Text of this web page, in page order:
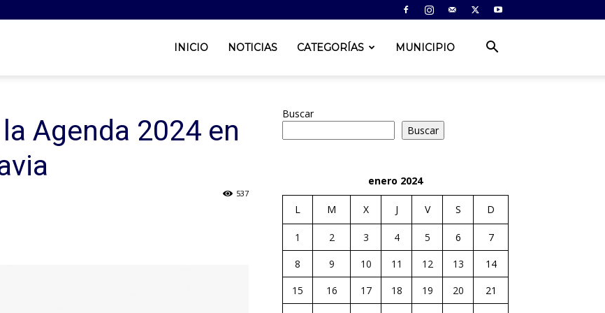
INICIO NOTICIAS CATEGORÍAS MUNICIPIO
Agenda 2024 en
537
Buscar
Buscar
enero 2024
L M X J V S D
1 2 3 4 5 6
7
8
9 10 11 12 13
14
15
16 17 18 19 20
21